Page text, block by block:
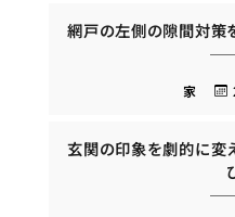
網戸の左側の隙間対策
家
玄関の印象を劇的に変